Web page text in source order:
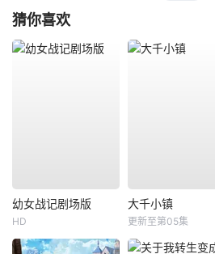
猜你喜欢
幼女战记剧场版
HD
大千小镇
更新至第05集